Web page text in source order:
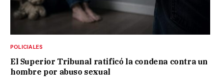
POLICIALES
El Superior Tribunal ratificó la condena contra un
hombre por abuso sexual